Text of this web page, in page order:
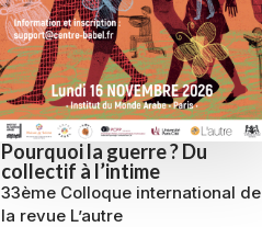
Pourquoi la guerre ? Du
collectif à l’intime
33ème Colloque international de
la revue L’autre